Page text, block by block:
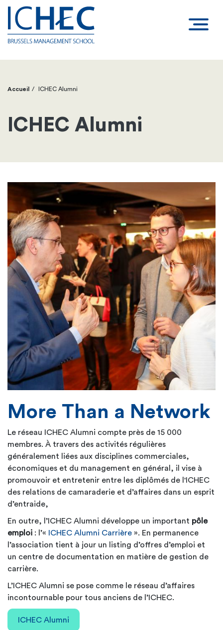
Fil
d'Ariane
Accueil ICHEC Alumni
ICHEC Alumni
More Than a Network
Le réseau ICHEC Alumni compte près de 15 000
membres. À travers des activités régulières
généralement liées aux disciplines commerciales,
économiques et du management en général, il vise à
promouvoir et entretenir entre les diplômés de l'ICHEC
des relations de camaraderie et d’affaires dans un esprit
d’entraide,
En outre, l’ICHEC Alumni développe un important pôle
emploi : l’« ICHEC Alumni Carrière ». En permanence
l’association tient à jour un listing d’offres d’emploi et
un centre de documentation en matière de gestion de
carrière.
L’ICHEC Alumni se pose comme le réseau d’affaires
incontournable pour tous anciens de l’ICHEC.
ICHEC Alumni